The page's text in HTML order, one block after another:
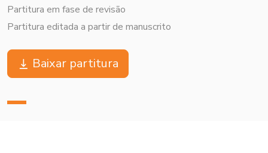
Partitura em fase de revisão
Partitura editada a partir de manuscrito
Baixar partitura